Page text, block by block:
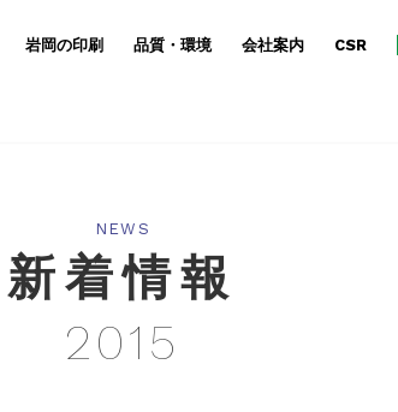
岩岡の印刷 品質・環境 会社案内 CSR
NEWS
新着情報
2015